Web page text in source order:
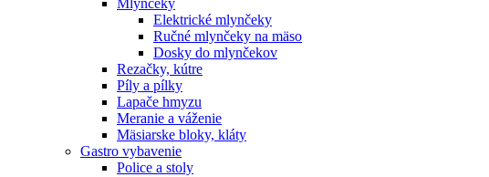
Elektrické mlynčeky
Ručné mlynčeky na mäso
Dosky do mlynčekov
Rezačky, kútre
Píly a pílky
Lapače hmyzu
Meranie a váženie
Mäsiarske bloky, kláty
Gastro vybavenie
Police a stoly